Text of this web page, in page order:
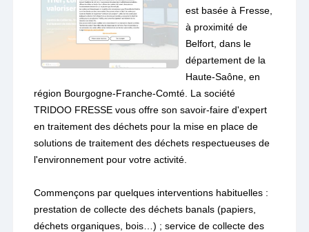
est basée à Fresse,
à proximité de
Belfort, dans le
département de la
Haute-Saône, en
région Bourgogne-Franche-Comté. La société
TRIDOO FRESSE vous offre son savoir-faire d'expert
en traitement des déchets pour la mise en place de
solutions de traitement des déchets respectueuses de
l'environnement pour votre activité.
Commençons par quelques interventions habituelles :
prestation de collecte des déchets banals (papiers,
déchets organiques, bois…) ; service de collecte des